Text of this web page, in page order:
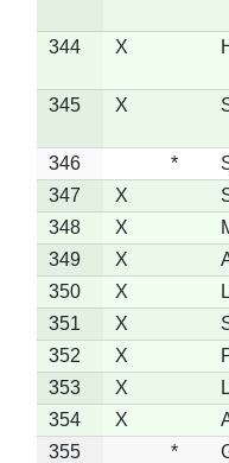
344 X
345 X
346 *
347
X
348
X
349
X
350
X
351
X
352
X
353
X
354
X
355
*